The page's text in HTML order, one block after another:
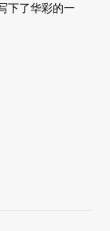
下了华彩的一